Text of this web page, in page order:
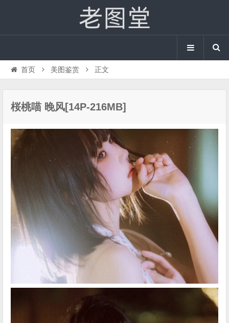
首页 美图鉴赏 正文
桜桃喵 晚风[14P-216MB]